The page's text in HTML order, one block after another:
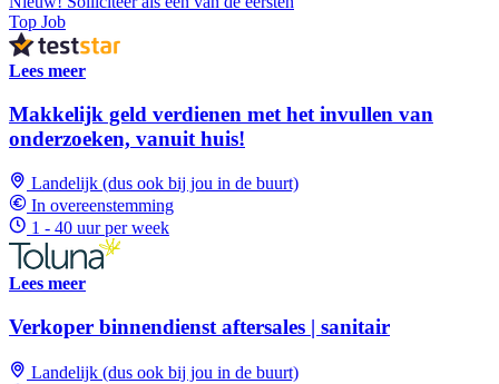
Top Job
Lees meer
Makkelijk geld verdienen met het invullen van
onderzoeken, vanuit huis!
Landelijk (dus ook bij jou in de buurt)
In overeenstemming
1 - 40 uur per week
Lees meer
Verkoper binnendienst aftersales | sanitair
Landelijk (dus ook bij jou in de buurt)